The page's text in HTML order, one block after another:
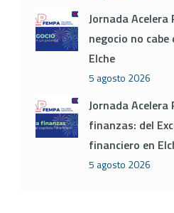
Jornada Acelera
negocio no
Elche
5 agosto 2026
Jornada Acelera
finanzas: del
financiero en
5 agosto 2026